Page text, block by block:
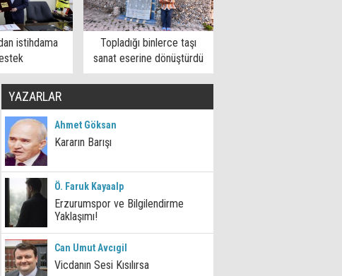
istihdama
Topladığı binlerce taşı
sanat eserine dönüştürdü
YAZARLAR
Ahmet Göksan
Kararın Barışı
Ö. Faruk Kayaalp
Erzurumspor ve Bilgilendirme
Yaklaşımı!
Can Umut Avcıgil
Vicdanın Sesi Kısılırsa